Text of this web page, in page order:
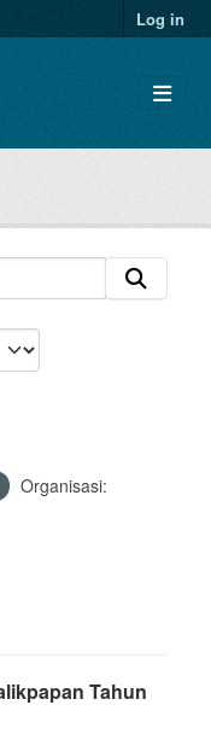
Log in
Organisasi:
Tahun